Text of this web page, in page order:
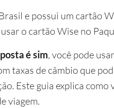
e possui um cartão
o cartão Wise no
é sim, você pode
taxas de câmbio que
Este guia explica
viagem.